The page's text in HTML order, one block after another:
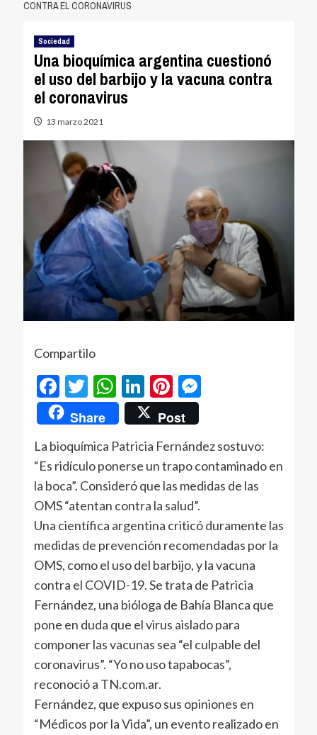
CONTRA EL CORONAVIRUS
Sociedad
Una bioquímica argentina cuestionó
el uso del barbijo y la vacuna contra
el coronavirus
13 marzo 2021
Compartilo
Facebook
Twitter
WhatsApp
LinkedIn
Pinterest
Messenger
Share Post
La bioquímica Patricia Fernández sostuvo:
“Es ridículo ponerse un trapo contaminado en
la boca”. Consideró que las medidas de las
OMS “atentan contra la salud”.
Una científica argentina criticó duramente las
medidas de prevención recomendadas por la
OMS, como el uso del barbijo, y la vacuna
contra el COVID-19. Se trata de Patricia
Fernández, una bióloga de Bahía Blanca que
pone en duda que el virus aislado para
componer las vacunas sea “el culpable del
coronavirus”. “Yo no uso tapabocas”,
reconoció a TN.com.ar.
Fernández, que expuso sus opiniones en
“Médicos por la Vida”, un evento realizado en